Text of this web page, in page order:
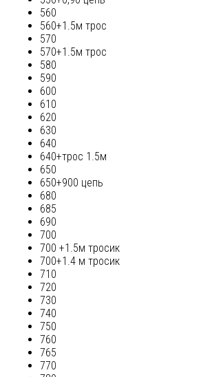
560
560+1.5м трос
570
570+1.5м трос
580
590
600
610
620
630
640
640+трос 1.5м
650
650+900 цепь
680
685
690
700
700 +1.5м тросик
700+1.4 м тросик
710
720
730
740
750
760
765
770